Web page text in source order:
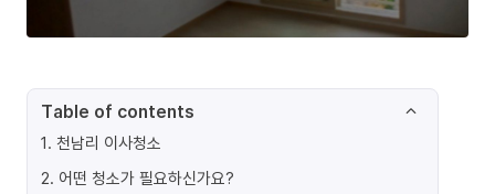
Table of contents
1. 천남리 이사청소
2. 어떤 청소가 필요하신가요?